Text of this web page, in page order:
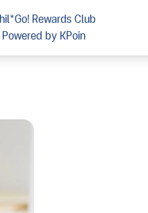
Rewards Club
Powered by KPoin